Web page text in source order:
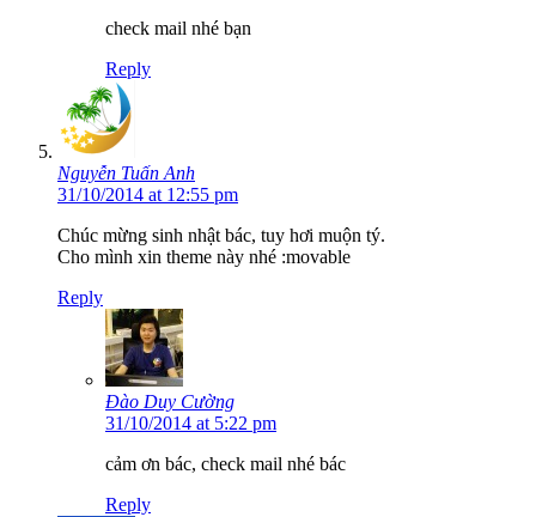
check mail nhé bạn
Reply
Nguyễn Tuấn Anh
31/10/2014 at 12:55 pm
Chúc mừng sinh nhật bác, tuy hơi muộn tý.
Cho mình xin theme này nhé :movable
Reply
Đào Duy Cường
31/10/2014 at 5:22 pm
cảm ơn bác, check mail nhé bác
Reply